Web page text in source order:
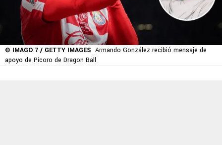
© IMAGO 7 / GETTY IMAGES Armando González recibió mensaje de
apoyo de Pícoro de Dragon Ball